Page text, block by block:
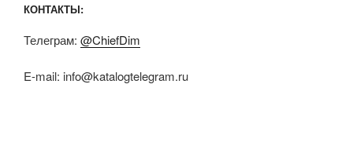
КОНТАКТЫ:
Телеграм: @ChiefDim
E-mail: info@katalogtelegram.ru